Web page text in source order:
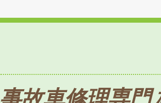
事故車修理専門